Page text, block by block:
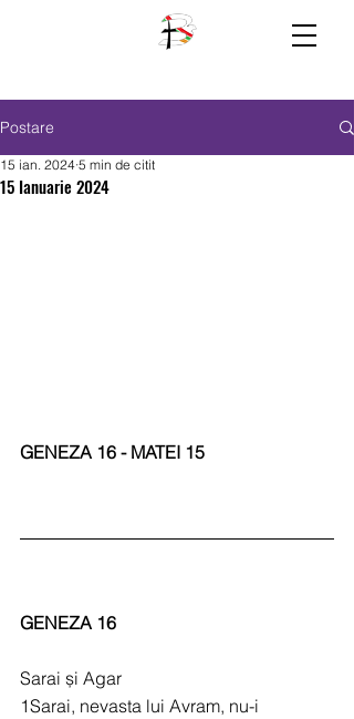
Postare
15 Ianuarie 2024
15 ian. 2024 5 min de citit
GENEZA 16 - MATEI 15
GENEZA 16
Sarai și Agar
1Sarai, nevasta lui Avram, nu-i